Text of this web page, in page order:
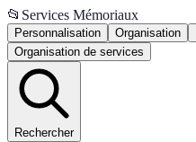
📂 Services Mémoriaux
Personnalisation Organisation
Organisation de services
Rechercher